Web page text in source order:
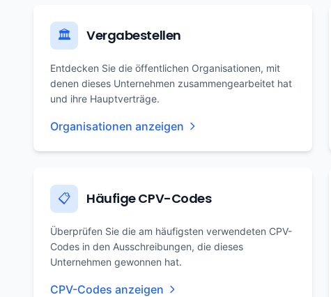
🏛️ Vergabestellen
Entdecken Sie die öffentlichen Organisationen, mit
denen dieses Unternehmen zusammengearbeitet hat
und ihre Hauptverträge.
Organisationen anzeigen
📋 Häufige CPV-Codes
Überprüfen Sie die am häufigsten verwendeten CPV-
Codes in den Ausschreibungen, die dieses
Unternehmen gewonnen hat.
CPV-Codes anzeigen